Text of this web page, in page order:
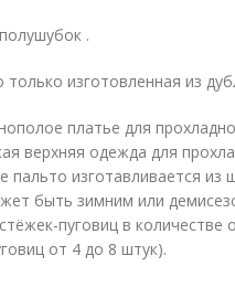
.
изготовленная из
платье для
верхняя одежда для
пальто изготавливается из
быть зимним или
пуговиц в количестве
от 4 до 8 штук).